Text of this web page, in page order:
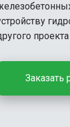
Заказать